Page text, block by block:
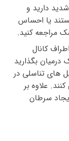
دارید و
یا احساس
مراجعه کنید.
کانال
درمیان بگذارید
های تناسلی در
علاوه بر
سرطان